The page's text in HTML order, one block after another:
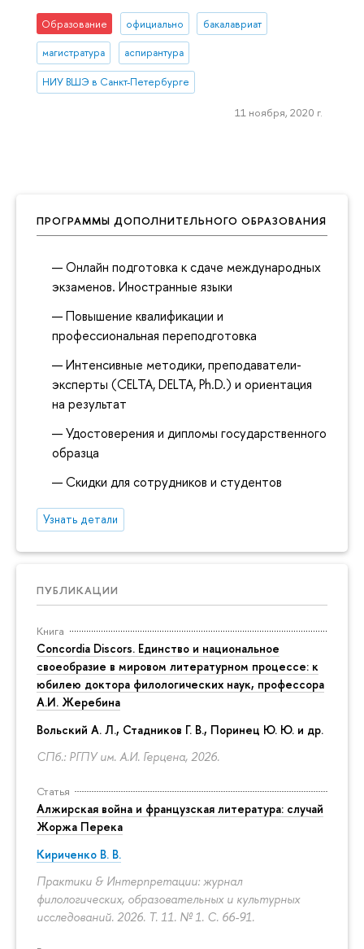
ПРОГРАММЫ ДОПОЛНИТЕЛЬНОГО ОБРАЗОВАНИЯ
Онлайн подготовка к сдаче международных
экзаменов. Иностранные языки
Повышение квалификации и
профессиональная переподготовка
Интенсивные методики, преподаватели-
эксперты (CELTA, DELTA, Ph.D.) и ориентация
на результат
Удостоверения и дипломы государственного
образца
Скидки для сотрудников и студентов
Узнать детали
ПУБЛИКАЦИИ
Книга
Concordia Discors. Единство и национальное
своеобразие в мировом литературном процессе: к
юбилею доктора филологических наук, профессора
А.И. Жеребина
Вольский А. Л., Стадников Г. В., Поринец Ю. Ю. и др.
СПб.: РГПУ им. А.И. Герцена, 2026.
Статья
Алжирская война и французская литература: случай
Жоржа Перека
Кириченко В. В.
Практики & Интерпретации: журнал
филологических, образовательных и культурных
исследований. 2026. Т. 11. № 1. С. 66-91.
Образование официально бакалавриат
магистратура аспирантура
НИУ ВШЭ в Санкт-Петербурге
11 ноября, 2020 г.